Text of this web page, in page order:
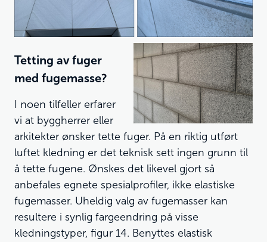
Tetting av fuger
med fugemasse?
I noen tilfeller erfarer
vi at byggherrer eller
arkitekter ønsker tette fuger. På en riktig utført
luftet kledning er det teknisk sett ingen grunn til
å tette fugene. Ønskes det likevel gjort så
anbefales egnete spesialprofiler, ikke elastiske
fugemasser. Uheldig valg av fugemasser kan
resultere i synlig fargeendring på visse
kledningstyper, figur 14. Benyttes elastisk